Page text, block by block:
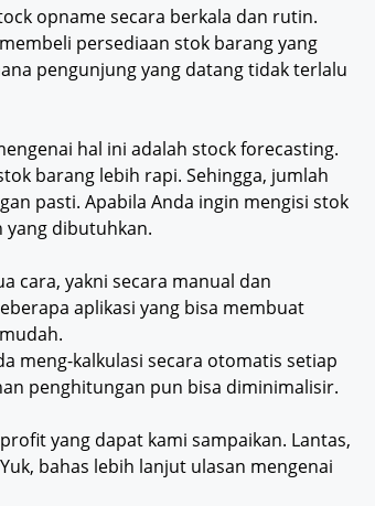
opname secara berkala dan rutin.
persediaan stok barang yang
pengunjung yang datang tidak terlalu
hal ini adalah stock forecasting.
barang lebih rapi. Sehingga, jumlah
pasti. Apabila Anda ingin mengisi stok
yang dibutuhkan.
cara, yakni secara manual dan
aplikasi yang bisa membuat
meng-kalkulasi secara otomatis setiap
penghitungan pun bisa diminimalisir.
yang dapat kami sampaikan. Lantas,
bahas lebih lanjut ulasan mengenai